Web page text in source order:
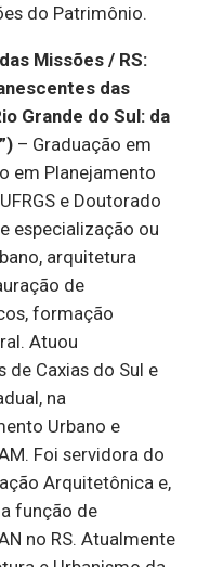
do Patrimônio.
Missões / RS:
das
Grande do Sul: da
– Graduação em
em Planejamento
e Doutorado
especialização ou
arquitetura
de
formação
Atuou
Caxias do Sul e
na
Urbano e
Foi servidora do
Arquitetônica e,
função de
no RS. Atualmente